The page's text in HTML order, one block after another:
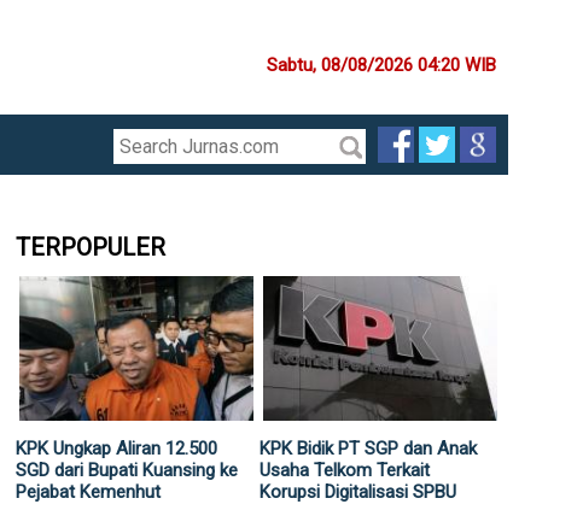
Sabtu, 08/08/2026 04:20 WIB
TERPOPULER
KPK Ungkap Aliran 12.500
SGD dari Bupati Kuansing ke
Pejabat Kemenhut
KPK Bidik PT SGP dan Anak
Usaha Telkom Terkait
Korupsi Digitalisasi SPBU